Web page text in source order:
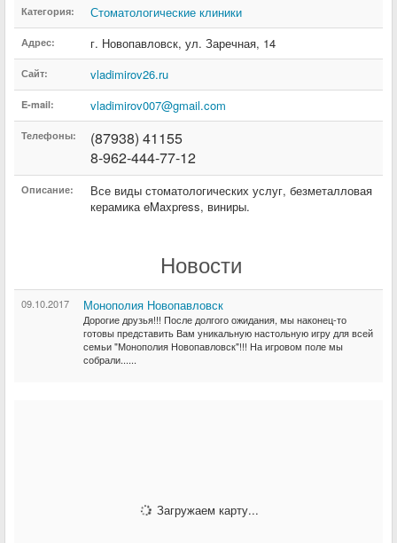
Категория: Стоматологические клиники
Адрес: г. Новопавловск, ул. Заречная, 14
Сайт: vladimirov26.ru
E-mail: vladimirov007@gmail.com
Телефоны:
(87938) 41155
8-962-444-77-12
Описание:
Все виды стоматологических услуг, безметалловая
керамика eMaxpress, виниры.
Новости
09.10.2017 Монополия Новопавловск
Дорогие друзья!!! После долгого ожидания, мы наконец-то
готовы представить Вам уникальную настольную игру для всей
семьи "Монополия Новопавловск"!!! На игровом поле мы
собрали......
Загружаем карту...